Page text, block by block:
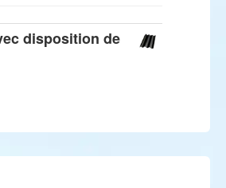
disposition de